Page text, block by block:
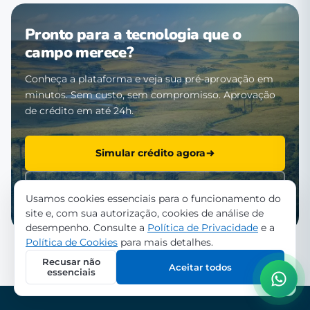
Pronto para a tecnologia que o
campo merece?
Conheça a plataforma e veja sua pré-aprovação em
minutos. Sem custo, sem compromisso. Aprovação
de crédito em até 24h.
Simular crédito agora
Usamos cookies essenciais para o funcionamento do
site e, com sua autorização, cookies de análise de
desempenho. Consulte a Política de Privacidade e a
Política de Cookies para mais detalhes.
Recusar não
essenciais
Aceitar todos